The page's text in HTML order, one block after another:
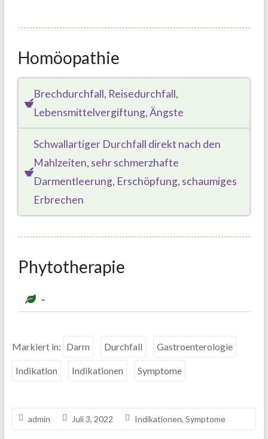
Homöopathie
Brechdurchfall, Reisedurchfall,
Lebensmittelvergiftung, Ängste
Schwallartiger Durchfall direkt nach den
Mahlzeiten, sehr schmerzhafte
Darmentleerung, Erschöpfung, schaumiges
Erbrechen
Phytotherapie
-
Markiert in: Darm Durchfall Gastroenterologie
Indikation Indikationen Symptome
admin Juli 3, 2022 Indikationen, Symptome